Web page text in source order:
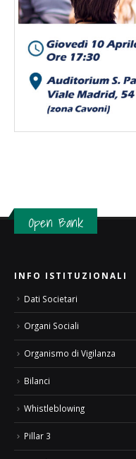
Open Bank
INFO ISTITUZIONALI
Dati Societari
Organi Sociali
Organismo di Vigilanza
Bilanci
Whistleblowing
Pillar 3